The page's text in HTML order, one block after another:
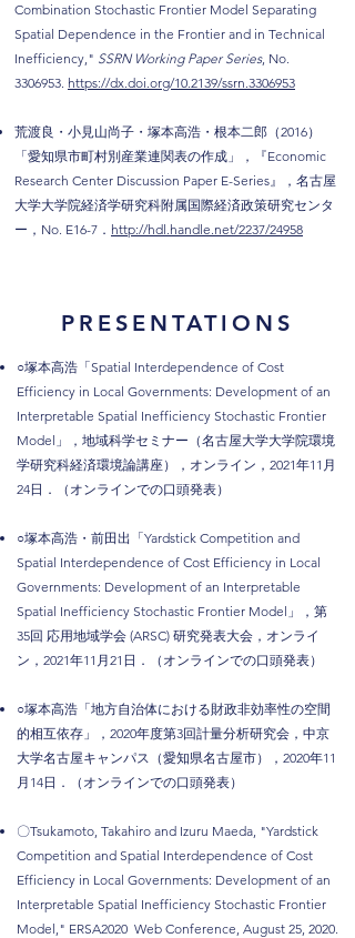
Combination Stochastic Frontier Model Separating
Spatial Dependence in the Frontier and in Technical
Inefficiency," SSRN Working Paper Series, No.
3306953. https://dx.doi.org/10.2139/ssrn.3306953
荒渡良・小見山尚子・塚本高浩・根本二郎（2016）
「愛知県市町村別産業連関表の作成」，『Economic
Research Center Discussion Paper E-Series』，名古屋
大学大学院経済学研究科附属国際経済政策研究センタ
ー，No. E16-7． http://hdl.handle.net/2237/24958
PRESENTATIONS
○塚本高浩「Spatial Interdependence of Cost
Efficiency in Local Governments: Development of an
Interpretable Spatial Inefficiency Stochastic Frontier
Model」， 地域科学セミナー（名古屋大学大学院環境
学研究科経済環境論講座），オンライン，2021年11月
24日．（オンラインでの口頭発表）
○塚本高浩・前田出「Yardstick Competition and
Spatial Interdependence of Cost Efficiency in Local
Governments: Development of an Interpretable
Spatial Inefficiency Stochastic Frontier Model」，第
35回 応用地域学会 (ARSC) 研究発表大会，オンライ
ン，2021年11月21日．（オンラインでの口頭発表）
○塚本高浩「地方自治体における財政非効率性の空間
的相互依存」，2020年度第3回計量分析研究会，中京
大学名古屋キャンパス（愛知県名古屋市），2020年11
月14日．（オンラインでの口頭発表）
〇Tsukamoto, Takahiro and Izuru Maeda, "Yardstick
Competition and Spatial Interdependence of Cost
Efficiency in Local Governments: Development of an
Interpretable Spatial Inefficiency Stochastic Frontier
Model," ERSA2020 Web Conference, August 25, 2020.